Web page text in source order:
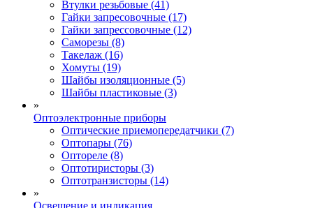
Втулки резьбовые (41)
Гайки запресовочные (17)
Гайки запрессовочные (12)
Саморезы (8)
Такелаж (16)
Хомуты (19)
Шайбы изоляционные (5)
Шайбы пластиковые (3)
»
Оптоэлектронные приборы
Оптические приемопередатчики (7)
Оптопары (76)
Оптореле (8)
Оптотиристоры (3)
Оптотранзисторы (14)
»
Освещение и индикация